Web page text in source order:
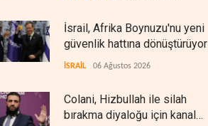
İsrail, Afrika Boynuzu'nu yeni
güvenlik hattına dönüştürüyor
İSRAİL 06 Ağustos 2026
Colani, Hizbullah ile silah
bırakma diyaloğu için kanal